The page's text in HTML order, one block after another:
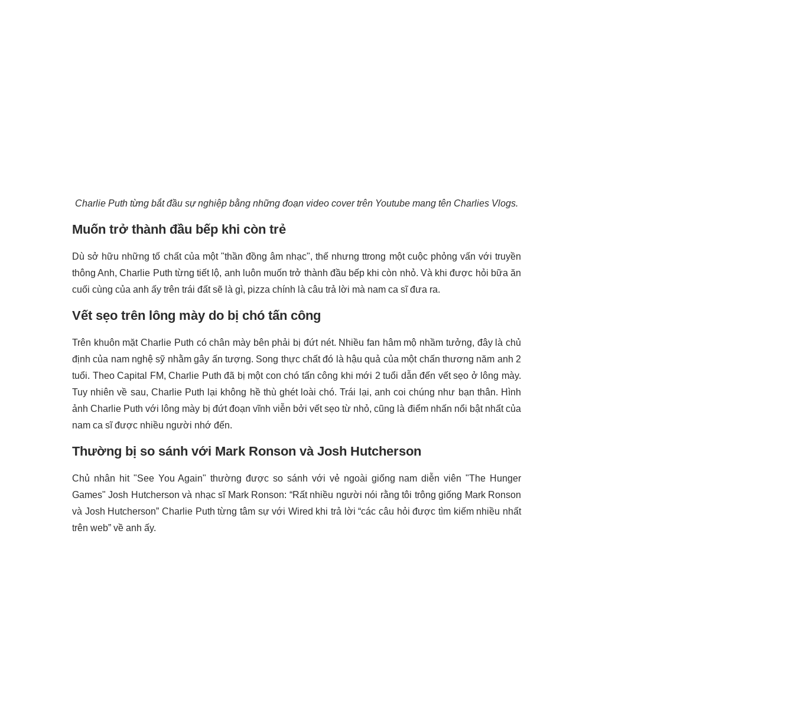
Charlie Puth từng bắt đầu sự nghiệp bằng những đoạn video cover trên Youtube mang tên Charlies Vlogs.
Muốn trở thành đầu bếp khi còn trẻ
Dù sở hữu những tố chất của một "thần đồng âm nhạc", thế nhưng ttrong một cuộc phỏng vấn với truyền
thông Anh, Charlie Puth từng tiết lộ, anh luôn muốn trở thành đầu bếp khi còn nhỏ. Và khi được hỏi bữa ăn
cuối cùng của anh ấy trên trái đất sẽ là gì, pizza chính là câu trả lời mà nam ca sĩ đưa ra.
Vết sẹo trên lông mày do bị chó tấn công
Trên khuôn mặt Charlie Puth có chân mày bên phải bị đứt nét. Nhiều fan hâm mộ nhầm tưởng, đây là chủ
định của nam nghệ sỹ nhằm gây ấn tượng. Song thực chất đó là hậu quả của một chấn thương năm anh 2
tuổi. Theo Capital FM, Charlie Puth đã bị một con chó tấn công khi mới 2 tuổi dẫn đến vết sẹo ở lông mày.
Tuy nhiên về sau, Charlie Puth lại không hề thù ghét loài chó. Trái lại, anh coi chúng như bạn thân. Hình
ảnh Charlie Puth với lông mày bị đứt đoạn vĩnh viễn bởi vết sẹo từ nhỏ, cũng là điểm nhấn nổi bật nhất của
nam ca sĩ được nhiều người nhớ đến.
Thường bị so sánh với Mark Ronson và Josh Hutcherson
Chủ nhân hit "See You Again" thường được so sánh với vẻ ngoài giống nam diễn viên "The Hunger
Games" Josh Hutcherson và nhạc sĩ Mark Ronson: “Rất nhiều người nói rằng tôi trông giống Mark Ronson
và Josh Hutcherson” Charlie Puth từng tâm sự với Wired khi trả lời “các câu hỏi được tìm kiếm nhiều nhất
trên web” về anh ấy.